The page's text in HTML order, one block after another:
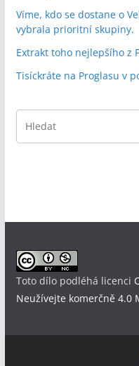
Víme, kdo se dostane o
vybrala prioritní skupiny.
Extrakt toho nejlepšího z
Tisíckráte na Proglasu v
Toto dílo podléhá licenci
Neužívejte komerčně 4.0